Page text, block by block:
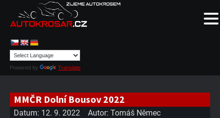
Powered by Translate
MMČR Dolní Bousov 2022
Datum: 12. 9. 2022 Autor: Tomáš Němec